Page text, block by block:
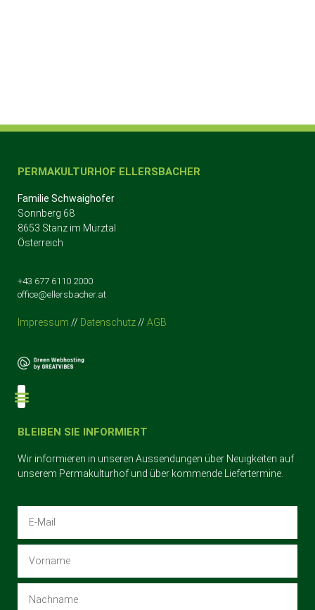
PERMAKULTURHOF ELLERSBACHER
Familie Schwaighofer
Sonnberg 68
8653 Stanz im Mürztal
Österreich
+43 677 6110 2000
office@ellersbacher.at
Impressum // Datenschutz // AGB
BLEIBEN SIE INFORMIERT
Wir informieren in unseren Aussendungen über Neuigkeiten auf
unserem Permakulturhof und über kommende Liefertermine.